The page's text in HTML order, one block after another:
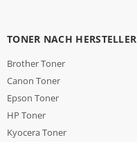
TONER NACH HERSTELLER
Brother Toner
Canon Toner
Epson Toner
HP Toner
Kyocera Toner